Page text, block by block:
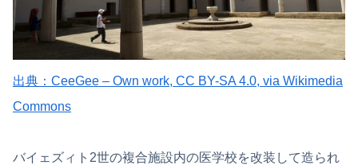
出典：CeeGee – Own work, CC BY-SA 4.0, via Wikimedia
Commons
バイェズィト2世の複合施設内の医学校を改装して造られ